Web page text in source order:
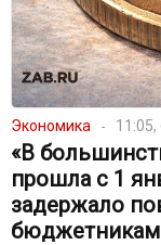
Экономика 11:05,
«В
прошла с 1
задержало
бюджетникам